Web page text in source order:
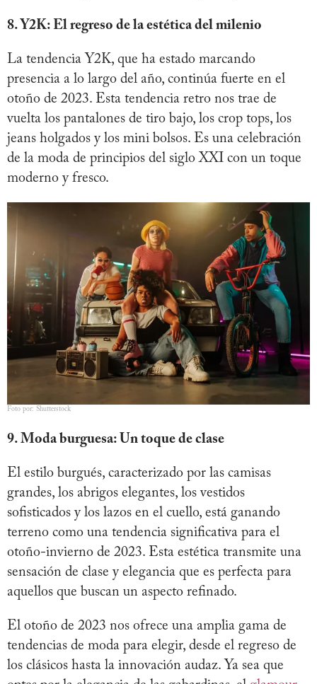
8. Y2K: El regreso de la estética del milenio
La tendencia Y2K, que ha estado marcando
presencia a lo largo del año, continúa fuerte en el
otoño de 2023. Esta tendencia retro nos trae de
vuelta los pantalones de tiro bajo, los crop tops, los
jeans holgados y los mini bolsos. Es una celebración
de la moda de principios del siglo XXI con un toque
moderno y fresco.
Foto por: Shutterstock
9. Moda burguesa: Un toque de clase
El estilo burgués, caracterizado por las camisas
grandes, los abrigos elegantes, los vestidos
sofisticados y los lazos en el cuello, está ganando
terreno como una tendencia significativa para el
otoño-invierno de 2023. Esta estética transmite una
sensación de clase y elegancia que es perfecta para
aquellos que buscan un aspecto refinado.
El otoño de 2023 nos ofrece una amplia gama de
tendencias de moda para elegir, desde el regreso de
los clásicos hasta la innovación audaz. Ya sea que